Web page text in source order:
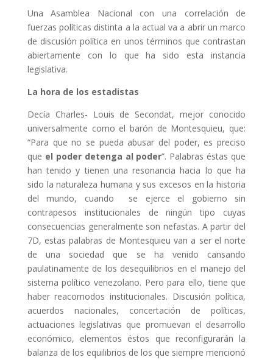
Una Asamblea Nacional con una correlación de
fuerzas políticas distinta a la actual va a abrir un marco
de discusión política en unos términos que contrastan
abiertamente con lo que ha sido esta instancia
legislativa.
La hora de los estadistas
Decía Charles- Louis de Secondat, mejor conocido
universalmente como el barón de Montesquieu, que:
“Para que no se pueda abusar del poder, es preciso
que el poder detenga al poder”. Palabras éstas que
han tenido y tienen una resonancia hacia lo que ha
sido la naturaleza humana y sus excesos en la historia
del mundo, cuando se ejerce el gobierno sin
contrapesos institucionales de ningún tipo cuyas
consecuencias generalmente son nefastas. A partir del
7D, estas palabras de Montesquieu van a ser el norte
de una sociedad que se ha venido cansando
paulatinamente de los desequilibrios en el manejo del
sistema político venezolano. Pero para ello, tiene que
haber reacomodos institucionales. Discusión política,
acuerdos nacionales, concertación de políticas,
actuaciones legislativas que promuevan el desarrollo
económico, elementos éstos que reconfigurarán la
balanza de los equilibrios de los que siempre mencionó